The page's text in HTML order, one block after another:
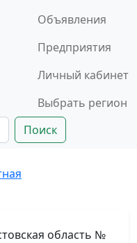
Объявления
Предприятия
Личный кабинет
Выбрать регион
Поиск
область №